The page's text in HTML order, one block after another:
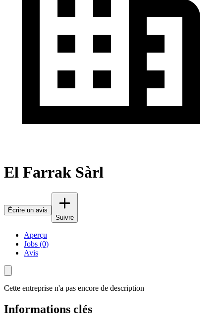
El Farrak Sàrl
Écrire un avis
Suivre
Aperçu
Jobs (0)
Avis
Cette entreprise n'a pas encore de description
Informations clés